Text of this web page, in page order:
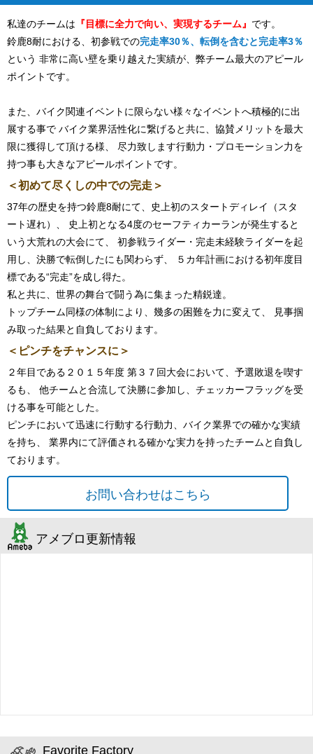
私達のチームは 『目標に全力で向い、実現するチーム』 です。
鈴鹿8耐における、初参戦での完走率30％、転倒を含むと完走率3％
という 非常に高い壁を乗り越えた実績が、弊チーム最大のアピール
ポイントです。
また、バイク関連イベントに限らない様々なイベントへ積極的に出
展する事で バイク業界活性化に繋げると共に、協賛メリットを最大
限に獲得して頂ける様、 尽力致します行動力・プロモーション力を
持つ事も大きなアピールポイントです。
＜初めて尽くしの中での完走＞
37年の歴史を持つ鈴鹿8耐にて、史上初のスタートディレイ（スタ
ート遅れ）、 史上初となる4度のセーフティカーランが発生すると
いう大荒れの大会にて、 初参戦ライダー・完走未経験ライダーを起
用し、決勝で転倒したにも関わらず、 ５カ年計画における初年度目
標である“完走”を成し得た。
私と共に、世界の舞台で闘う為に集まった精鋭達。
トップチーム同様の体制により、幾多の困難を力に変えて、 見事掴
み取った結果と自負しております。
＜ピンチをチャンスに＞
２年目である２０１５年度 第３７回大会において、予選敗退を喫す
るも、 他チームと合流して決勝に参加し、チェッカーフラッグを受
ける事を可能とした。
ピンチにおいて迅速に行動する行動力、バイク業界での確かな実績
を持ち、 業界内にて評価される確かな実力を持ったチームと自負し
ております。
お問い合わせはこちら
アメブロ更新情報
Favorite Factory